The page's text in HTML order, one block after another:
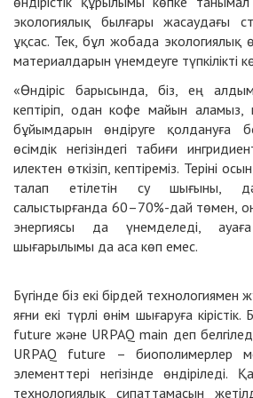
экологиялық былғары жасаудағы
ұқсас. Тек, бұл жобада экологиялық
материалдарын үнемдеуге түпкілікті
«Өндіріс барысында, біз, ең
кептіріп, одан кофе майын аламыз,
бұйымдарын өндіруге қолдануға
өсімдік негізіндегі табиғи
илектен өткізіп, кептіреміз. Теріні
талап етілетін су шығыны,
салыстырғанда 60–70%-дай төмен,
энергиясы да үнемделеді,
шығарылымы да аса көп емес.
Бүгінде біз екі бірдей технологиямен
яғни екі түрлі өнім шығаруға
future және URPAQ main деп
URPAQ future – биополимерлер
элементтері негізінде өндіріледі.
технологиялық сипаттамасын